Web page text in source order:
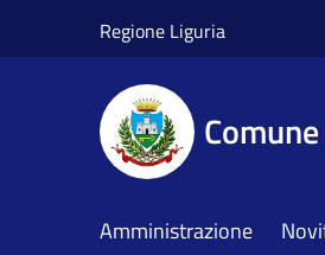
Regione Liguria
Amministrazione